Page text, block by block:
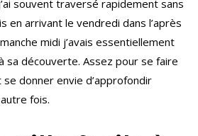
souvent traversé rapidement sans
en arrivant le vendredi dans l’après
midi j’avais essentiellement
sa découverte. Assez pour se faire
donner envie d’approfondir
fois.